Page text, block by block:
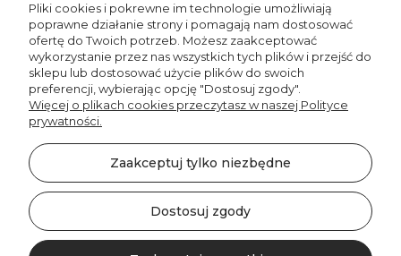
887 750 445
536 346 177
©2026 Wszelkie Prawa Zastrzeżone | DECORDRUK
Szablon Minimalist by Ecommercy
Pliki cookies i pokrewne im technologie umożliwiają
poprawne działanie strony i pomagają nam dostosować
ofertę do Twoich potrzeb. Możesz zaakceptować
wykorzystanie przez nas wszystkich tych plików i przejść do
sklepu lub dostosować użycie plików do swoich
preferencji, wybierając opcję "Dostosuj zgody".
Więcej o plikach cookies przeczytasz w naszej Polityce
prywatności.
Zaakceptuj tylko niezbędne
Dostosuj zgody